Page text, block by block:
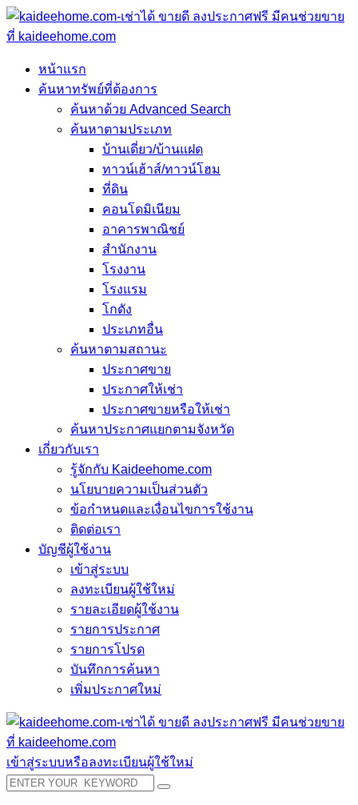
หน้าแรก
ค้นหาทรัพย์ที่ต้องการ
ค้นหาด้วย Advanced Search
ค้นหาตามประเภท
บ้านเดี่ยว/บ้านแฝด
ทาวน์เฮ้าส์/ทาวน์โฮม
ที่ดิน
คอนโดมิเนียม
อาคารพาณิชย์
สำนักงาน
โรงงาน
โรงแรม
โกดัง
ประเภทอื่น
ค้นหาตามสถานะ
ประกาศขาย
ประกาศให้เช่า
ประกาศขายหรือให้เช่า
ค้นหาประกาศแยกตามจังหวัด
เกี่ยวกับเรา
รู้จักกับ Kaideehome.com
นโยบายความเป็นส่วนตัว
ข้อกำหนดและเงื่อนไขการใช้งาน
ติดต่อเรา
บัญชีผู้ใช้งาน
เข้าสู่ระบบ
ลงทะเบียนผู้ใช้ใหม่
รายละเอียดผู้ใช้งาน
รายการประกาศ
รายการโปรด
บันทึกการค้นหา
เพิ่มประกาศใหม่
เข้าสู่ระบบหรือลงทะเบียนผู้ใช้ใหม่